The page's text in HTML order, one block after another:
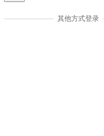
其他方式登录